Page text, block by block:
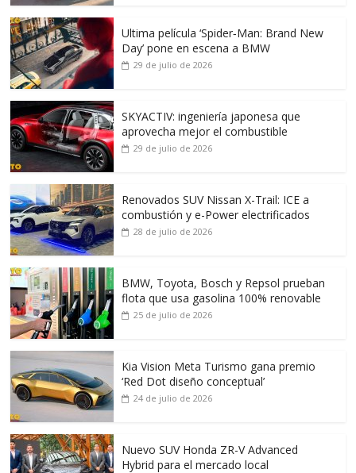
Ultima película ‘Spider‑Man: Brand New
Day’ pone en escena a BMW
29 de julio de 2026
SKYACTIV: ingeniería japonesa que
aprovecha mejor el combustible
29 de julio de 2026
Renovados SUV Nissan X-Trail: ICE a
combustión y e-Power electrificados
28 de julio de 2026
BMW, Toyota, Bosch y Repsol prueban
flota que usa gasolina 100% renovable
25 de julio de 2026
Kia Vision Meta Turismo gana premio
‘Red Dot diseño conceptual’
24 de julio de 2026
Nuevo SUV Honda ZR-V Advanced
Hybrid para el mercado local